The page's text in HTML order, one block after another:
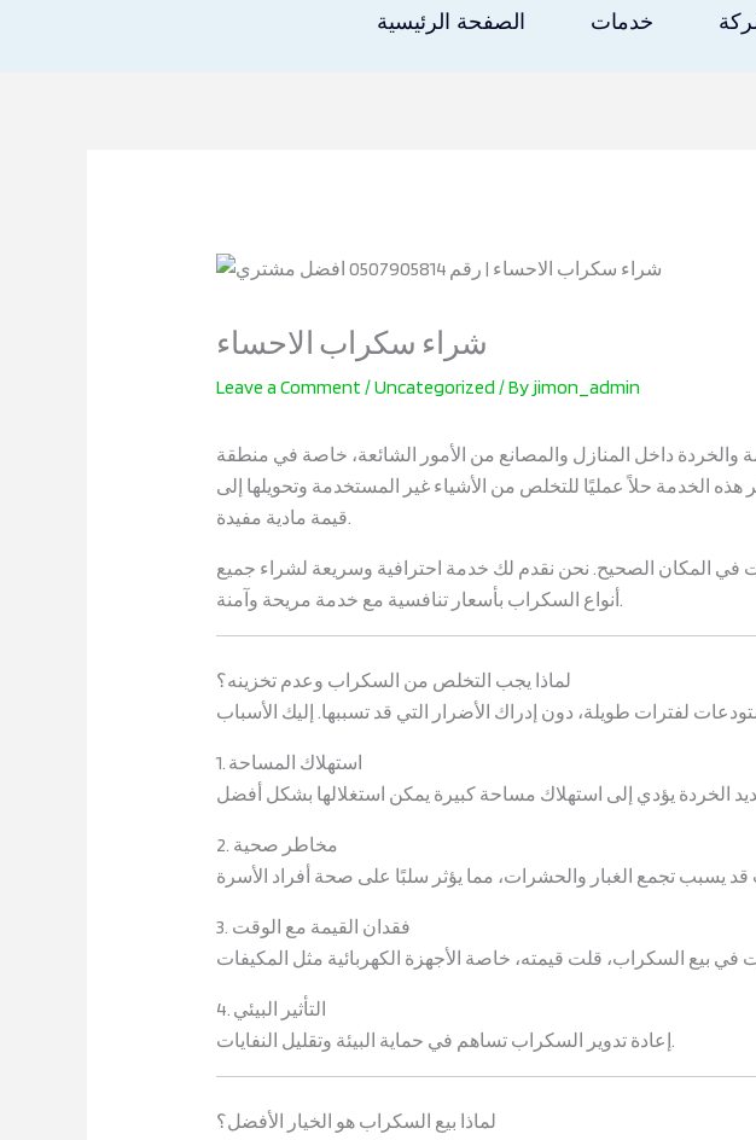
الصفحة الرئيسية خدمات
شراء سكراب الاحساء
Leave a Comment /Uncategorized / By jimon_admin
داخل المنازل والمصانع من الأمور الشائعة، خاصة في منطقة
الخدمة حلاً عمليًا للتخلص من الأشياء غير المستخدمة وتحويلها إلى
قيمة مادية مفيدة.
في المكان الصحيح. نحن نقدم لك خدمة احترافية وسريعة لشراء جميع
أنواع السكراب بأسعار تنافسية مع خدمة مريحة وآمنة.
لماذا يجب التخلص من السكراب وعدم تخزينه؟
1. استهلاك المساحة
2. مخاطر صحية
3. فقدان القيمة مع الوقت
4. التأثير البيئي
إعادة تدوير السكراب تساهم في حماية البيئة وتقليل النفايات.
لماذا بيع السكراب هو الخيار الأفضل؟